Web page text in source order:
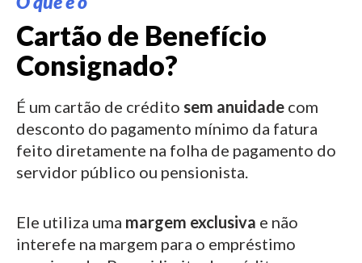
Cartão de Benefício
Consignado?
É um cartão de crédito sem anuidade com
desconto do pagamento mínimo da fatura
feito diretamente na folha de pagamento do
servidor público ou pensionista.
Ele utiliza uma margem exclusiva e não
interefe na margem para o empréstimo